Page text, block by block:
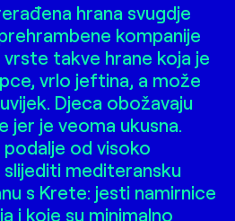
hrana svugdje
kompanije
takve hrane koja je
vrlo jeftina, a može
Djeca obožavaju
jer je veoma ukusna.
od visoko
mediteransku
s Krete: jesti namirnice
i koje su minimalno